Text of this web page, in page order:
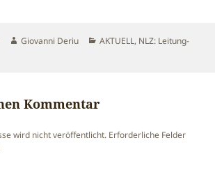
Autor
Giovanni Deriu Kategorien
AKTUELL, NLZ: Leitung-
Kommentar
wird nicht veröffentlicht. Erforderliche Felder